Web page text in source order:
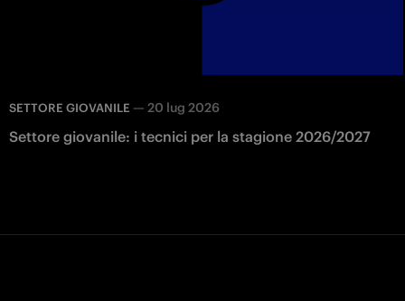
SETTORE GIOVANILE — 20 lug 2026
Settore giovanile: i tecnici per la stagione 2026/2027